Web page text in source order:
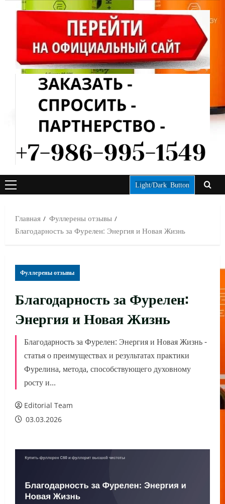
ОСНОВНОЕ
Light/Dark Button
Главная
Фуллерены отзывы
Благодарность за Фурелен: Энергия и Новая Жизнь
Фуллерены отзывы
Благодарность за Фурелен:
Энергия и Новая Жизнь
Благодарность за Фурелен: Энергия и Новая Жизнь -
статья о преимуществах и результатах практики
Фурелина, метода, способствующего духовному
росту и...
Editorial Team
03.03.2026